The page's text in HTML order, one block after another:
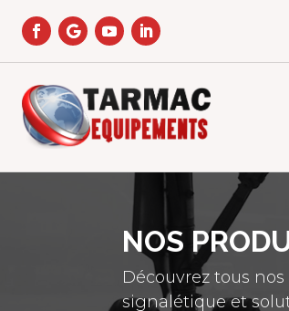
NOS
Découvrez tous
signalétique et